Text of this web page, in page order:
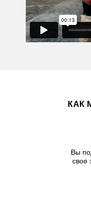
КАК
Вы
свое